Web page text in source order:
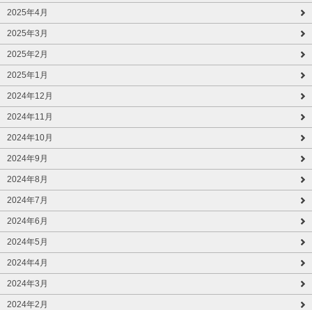
2025年4月
2025年3月
2025年2月
2025年1月
2024年12月
2024年11月
2024年10月
2024年9月
2024年8月
2024年7月
2024年6月
2024年5月
2024年4月
2024年3月
2024年2月